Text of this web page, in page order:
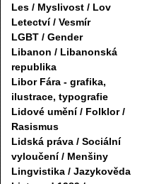
Les / Myslivost / Lov
Letectví / Vesmír
LGBT / Gender
Libanon / Libanonská
republika
Libor Fára - grafika,
ilustrace, typografie
Lidové umění / Folklor /
Rasismus
Lidská práva / Sociální
vyloučení / Menšiny
Lingvistika / Jazykověda